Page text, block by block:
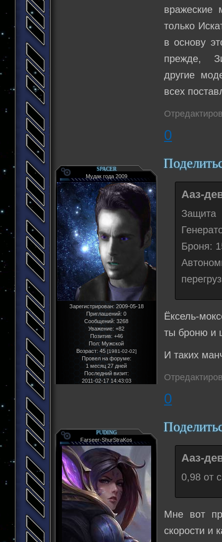
вражеские
только
в основу
прежде,
другие
всех
0
SPACER
Мудак года 2009
Зарегистрирован: 2009-05-18
Приглашений: 0
Сообщений: 3268
Уважение: +82
Позитив: +46
Пол:Мужской
Возраст: 45 [1981-02-02]
Провел на форуме:
1 месяц 27 дней
Последний визит:
2011-02-17 14:43:03
Ааз-
Защита
Броня:
Ёксель-
ты броню и
И таких
0
PUDING
Farseer-ShurStraKos
Ааз-
0,98 от
Мне вот
скорости и